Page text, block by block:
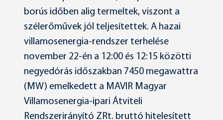
borús időben alig termeltek, viszont a
szélerőművek jól teljesítettek. A hazai
villamosenergia-rendszer terhelése
november 22-én a 12:00 és 12:15 közötti
negyedórás időszakban 7450 megawattra
(MW) emelkedett a MAVIR Magyar
Villamosenergia-ipari Átviteli
Rendszerirányító ZRt. bruttó hitelesített